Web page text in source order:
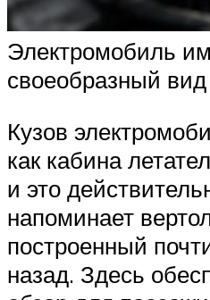
Электромобиль
своеобразный вид
Кузов
как кабина
и это
напоминает
построенный
назад. Здесь